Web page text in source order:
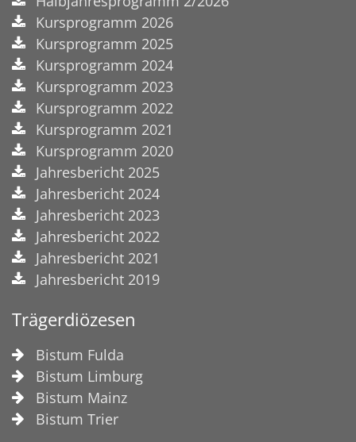
Kursprogramm 2026
Kursprogramm 2025
Kursprogramm 2024
Kursprogramm 2023
Kursprogramm 2022
Kursprogramm 2021
Kursprogramm 2020
Jahresbericht 2025
Jahresbericht 2024
Jahresbericht 2023
Jahresbericht 2022
Jahresbericht 2021
Jahresbericht 2019
Trägerdiözesen
Bistum Fulda
Bistum Limburg
Bistum Mainz
Bistum Trier